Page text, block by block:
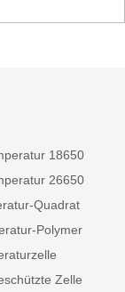
18650
26650
Quadrat
Polymer
Zelle